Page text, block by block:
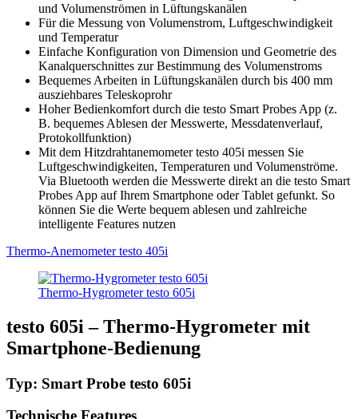
und Volumenströmen in Lüftungskanälen
Für die Messung von Volumenstrom, Luftgeschwindigkeit
und Temperatur
Einfache Konfiguration von Dimension und Geometrie des
Kanalquerschnittes zur Bestimmung des Volumenstroms
Bequemes Arbeiten in Lüftungskanälen durch bis 400 mm
ausziehbares Teleskoprohr
Hoher Bedienkomfort durch die testo Smart Probes App (z.
B. bequemes Ablesen der Messwerte, Messdatenverlauf,
Protokollfunktion)
Mit dem Hitzdrahtanemometer testo 405i messen Sie
Luftgeschwindigkeiten, Temperaturen und Volumenströme.
Via Bluetooth werden die Messwerte direkt an die testo Smart
Probes App auf Ihrem Smartphone oder Tablet gefunkt. So
können Sie die Werte bequem ablesen und zahlreiche
intelligente Features nutzen
Thermo-Anemometer testo 405i
Thermo-Hygrometer testo 605i
testo 605i – Thermo-Hygrometer mit
Smartphone-Bedienung
Typ: Smart Probe testo 605i
Technische Features